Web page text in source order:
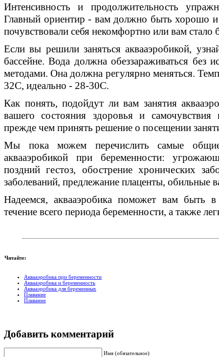
Интенсивность и продолжительность
Главный ориентир - вам должно быть хорошо
почувствовали себя некомфортно или вам стало
Если вы решили заняться аквааэробикой,
бассейне. Вода должна обеззараживаться без
методами. Она должна регулярно меняться.
32С, идеально - 28-30С.
Как понять, подойдут ли вам занятия
вашего состояния здоровья и
прежде чем принять решение о посещении
Мы пока можем перечислить самые общие
аквааэробикой при беременности:
поздний гестоз, обострение хронических
заболеваний, предлежание плаценты, обильные
Надеемся, аквааэробика поможет вам быть
течение всего периода беременности, а также
Читайте:
Аквааэробика при беременности
Аквааэробика и беременность
Аквааэробика для беременных
Плавание
Плавание
Добавить комментарий
Имя (обязательное)